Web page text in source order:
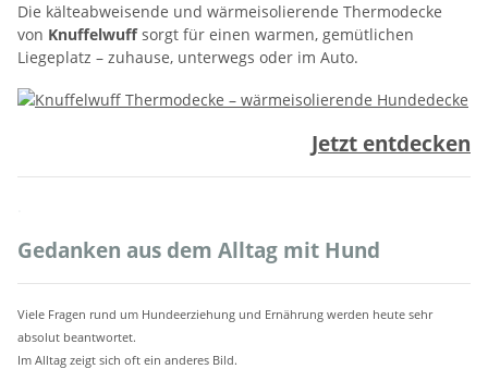
Die kälteabweisende und wärmeisolierende Thermodecke
von Knuffelwuffsorgt für einen warmen, gemütlichen
Liegeplatz – zuhause, unterwegs oder im Auto.
Jetzt entdecken
Gedanken aus dem Alltag mit Hund
Viele Fragen rund um Hundeerziehung und Ernährung werden heute sehr
absolut beantwortet.
Im Alltag zeigt sich oft ein anderes Bild.